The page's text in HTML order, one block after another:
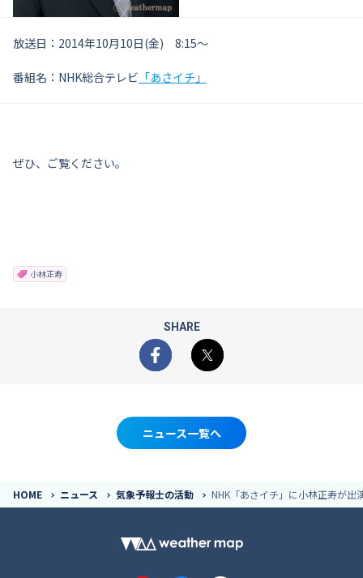
放送日：2014年10月10日(金) 8:15～
番組名：NHK総合テレビ 「あさイチ」
ぜひ、ご覧ください。
小林正寿
SHARE
Facebook
X
ニュース一覧へ
HOME ニュース 気象予報士の活動 NHK「あさイチ」に小林正寿が出